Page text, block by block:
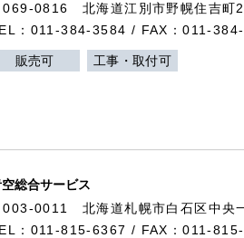
069-0816 北海道江別市野幌住吉町
：011-384-3584 / FAX：011-
販売可 工事・取付可
総合サービス
003-0011 北海道札幌市白石区中央
：011-815-6367 / FAX：011-